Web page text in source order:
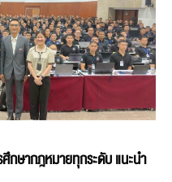
กษากฎหมายทุกระดับ แนะนำ